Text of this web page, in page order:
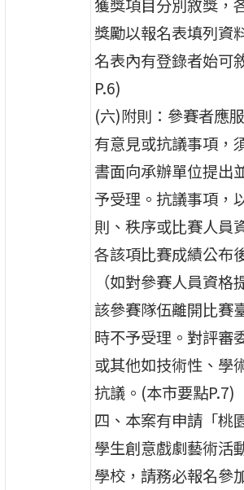
獲獎項目分別敘獎，
獎勵以報名表填列資
名表內有登錄者始可
P.6)
(六)附則：參賽者應
有意見或抗議事項，
書面向承辦單位提出
予受理。抗議事項，
則、秩序或比賽人員
各該項比賽成績公布
（如對參賽人員資
該參賽隊伍離開比賽
時不予受理。對評審
或其他如技術性、學
抗議。(本市要點P.7)
四、本案有申請「桃
學生創意戲劇藝術活
學校，請務必報名參